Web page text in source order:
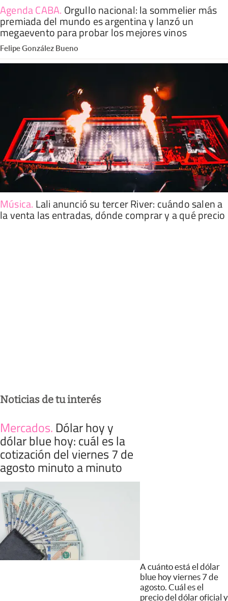
Agenda CABA. Orgullo nacional: la sommelier más
premiada del mundo es argentina y lanzó un
megaevento para probar los mejores vinos
Felipe González Bueno
Música. Lali anunció su tercer River: cuándo salen a
la venta las entradas, dónde comprar y a qué precio
Noticias de tu interés
Mercados. Dólar hoy y
dólar blue hoy: cuál es la
cotización del viernes 7 de
agosto minuto a minuto
A cuánto está el dólar
blue hoy viernes 7 de
agosto. Cuál es el
precio del dólar oficial y